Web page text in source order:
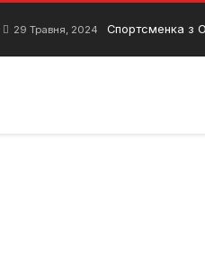
29 Травня, 2024 Спортсменка з